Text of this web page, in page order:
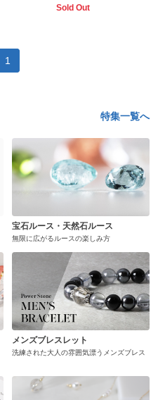
Sold Out
1
特集一覧へ
宝石ルース・天然石ルース
無限に広がるルースの楽しみ方
メンズブレスレット
洗練された大人の雰囲気漂うメンズブレス